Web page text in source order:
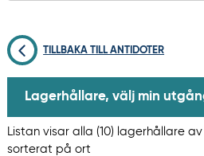
TILLBAKA TILL ANTIDOTER
Lagerhållare, välj min
Listan visar alla (10) lagerhållare
sorterat på ort